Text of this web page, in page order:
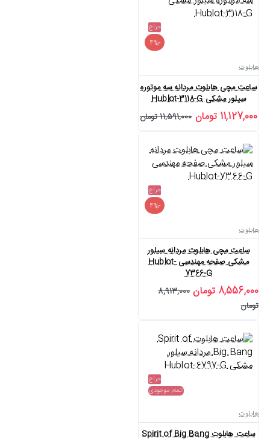
حراج
-4%
هابلوت
ساعت مچی هابلوت مردانه سه موتوره
سیلور مشکی Hublot-3118-G
11,127,000 تومان 11,591,000 تومان
حراج
-4%
هابلوت
ساعت مچی هابلوت مردانه سیلور
مشکی صفحه مهندسی Hublot-
7366-G
8,556,000 تومان
8,913,000
تومان
حراج
اتمام موجودی
هابلوت
ساعت هابلوت Spirit of Big Bang